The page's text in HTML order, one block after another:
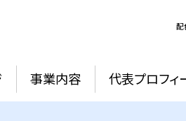
配
事業内容 代表プロフィ